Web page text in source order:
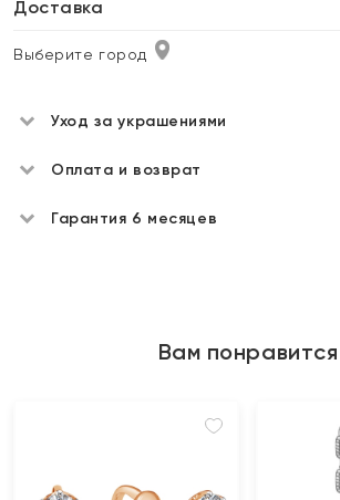
Доставка
Выберите город
Уход за украшениями
Оплата и возврат
Гарантия 6 месяцев
Вам понравится